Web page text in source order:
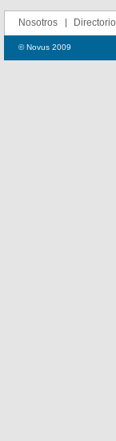
Nosotros Directorio
© Novus 2009